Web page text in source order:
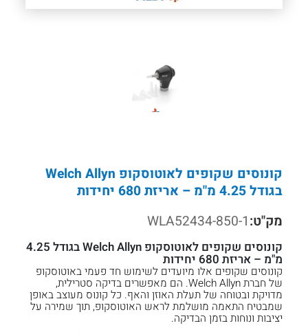
קונוסים שקופים לאוטוסקופ Welch Allyn
בגודל 4.25 מ"מ – אריזת 680 יחידות
מק"ט:WLA52434-850-1
קונוסים שקופים לאוטוסקופ Welch Allyn בגודל 4.25
מ"מ – אריזת 680 יחידות
קונוסים שקופים אלו מיועדים לשימוש חד פעמי באוטוסקופ
של חברת Welch Allyn. הם מאפשרים בדיקה סטרילית,
מדויקת ובטוחה של תעלת האוזן והאף. כל קונוס מעוצב באופן
שמבטיח התאמה מושלמת לראש האוטוסקופ, תוך שמירה על
יציבות ונוחות בזמן הבדיקה.